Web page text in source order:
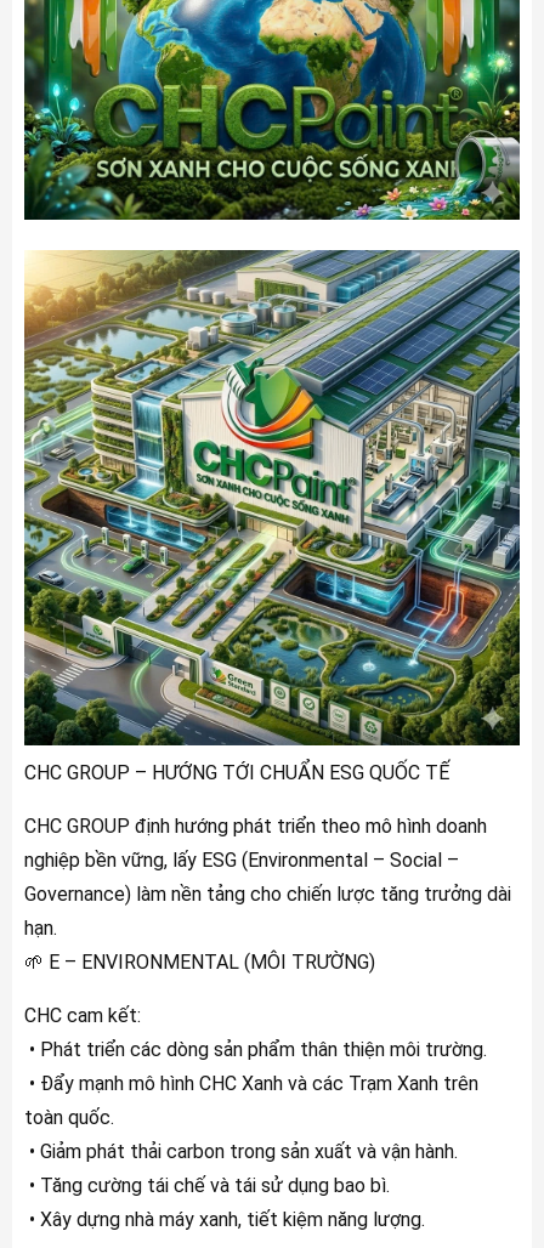
CHC GROUP – HƯỚNG TỚI CHUẨN ESG QUỐC TẾ
CHC GROUP định hướng phát triển theo mô hình doanh
nghiệp bền vững, lấy ESG (Environmental – Social –
Governance) làm nền tảng cho chiến lược tăng trưởng dài
hạn.
🌱 E – ENVIRONMENTAL (MÔI TRƯỜNG)
CHC cam kết:
• Phát triển các dòng sản phẩm thân thiện môi trường.
• Đẩy mạnh mô hình CHC Xanh và các Trạm Xanh trên
toàn quốc.
• Giảm phát thải carbon trong sản xuất và vận hành.
• Tăng cường tái chế và tái sử dụng bao bì.
• Xây dựng nhà máy xanh, tiết kiệm năng lượng.